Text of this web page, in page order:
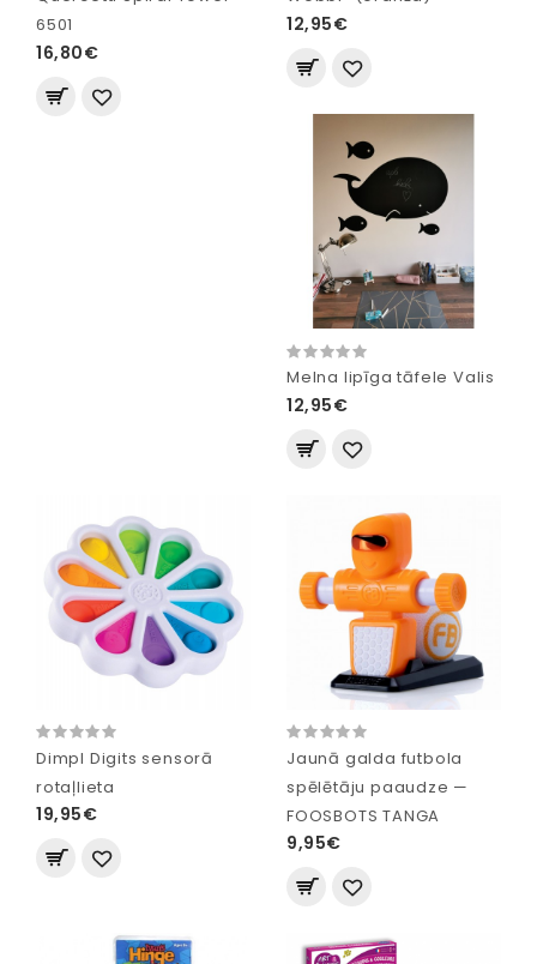
6501
16,80€
12,95€
Melna lipīga tāfele Valis
12,95€
Dimpl Digits sensorā
rotaļlieta
19,95€
Jaunā galda futbola
spēlētāju paaudze —
FOOSBOTS TANGA
9,95€